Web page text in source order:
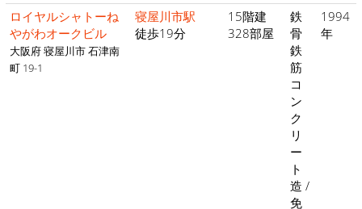
ロイヤルシャトーね
やがわオークビル
大阪府 寝屋川市 石津南
町 19-1
寝屋川市駅
徒歩19分
15階建
328部屋
鉄
骨
鉄
筋
コ
ン
ク
リ
ー
ト
造 /
免
1994
年